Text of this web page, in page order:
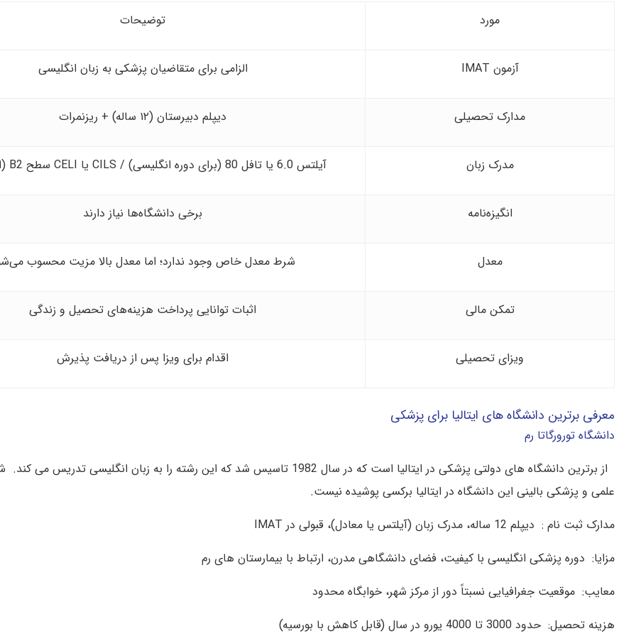
مورد توضیحات
آزمون IMAT الزامی برای متقاضیان پزشکی به زبان انگلیسی
مدارک تحصیلی دیپلم دبیرستان (۱۲ ساله) + ریزنمرات
مدرک زبان آیلتس 6.0 یا تافل 80 (برای دوره انگلیسی) / CILS یا CELI سطح B2 (ایتالیایی)
انگیزه‌نامه برخی دانشگاه‌ها نیاز دارند
معدل شرط معدل خاص وجود ندارد؛ اما معدل بالا مزیت محسوب
تمکن مالی اثبات توانایی پرداخت هزینه‌های تحصیل و زندگی
ویزای تحصیلی اقدام برای ویزا پس از دریافت پذیرش
معرفی برترین دانشگاه های ایتالیا برای پزشکی
دانشگاه تورورگاتا رم
از برترین دانشگاه های دولتی پزشکی در ایتالیا است که در سال 1982 تاسیس شد که این رشته را به زبان
علمی و پزشکی بالینی این دانشگاه در ایتالیا برکسی پوشیده نیست.
مدارک ثبت‌ نام : دیپلم 12 ساله، مدرک زبان (آیلتس یا معادل)، قبولی در IMAT
مزایا: دوره پزشکی انگلیسی با کیفیت، فضای دانشگاهی مدرن، ارتباط با بیمارستان‌ های رم
معایب: موقعیت جغرافیایی نسبتاً دور از مرکز شهر، خوابگاه محدود
هزینه تحصیل: حدود 3000 تا 4000 یورو در سال (قابل کاهش با بورسیه)